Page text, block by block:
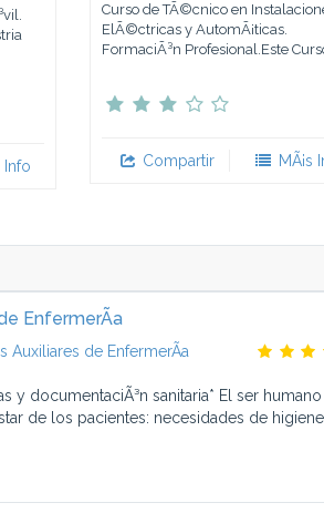
Info
Curso de TÃ©cnico en
ElÃ©ctricas y AutomÃ¡ticas.
FormaciÃ³n Profesional.Este
Compartir MÃ¡s
EnfermerÃ­a
Auxiliares de EnfermerÃ­a
y documentaciÃ³n sanitaria* El ser humano
de los pacientes: necesidades de